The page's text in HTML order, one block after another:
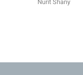
Nurit Shany